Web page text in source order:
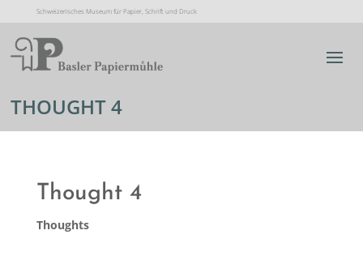
Schweizerisches Museum für Papier, Schrift und Druck
THOUGHT 4
Thought 4
Thoughts